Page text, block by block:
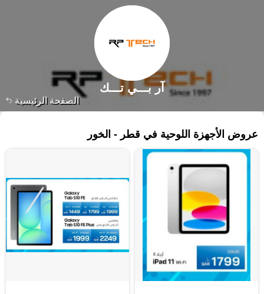
الصفحة الرئيسية
آر بـــي تـــك
عروض الأجهزة اللوحية في قطر - الخور